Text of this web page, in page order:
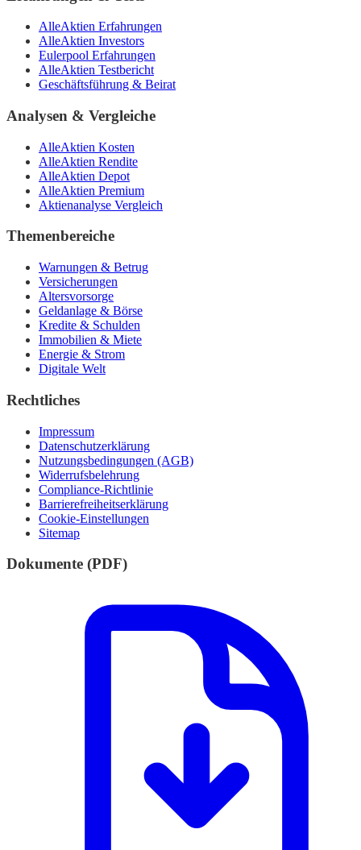
AlleAktien Erfahrungen
AlleAktien Investors
Eulerpool Erfahrungen
AlleAktien Testbericht
Geschäftsführung & Beirat
Analysen & Vergleiche
AlleAktien Kosten
AlleAktien Rendite
AlleAktien Depot
AlleAktien Premium
Aktienanalyse Vergleich
Themenbereiche
Warnungen & Betrug
Versicherungen
Altersvorsorge
Geldanlage & Börse
Kredite & Schulden
Immobilien & Miete
Energie & Strom
Digitale Welt
Rechtliches
Impressum
Datenschutzerklärung
Nutzungsbedingungen (AGB)
Widerrufsbelehrung
Compliance-Richtlinie
Barrierefreiheitserklärung
Cookie-Einstellungen
Sitemap
Dokumente (PDF)